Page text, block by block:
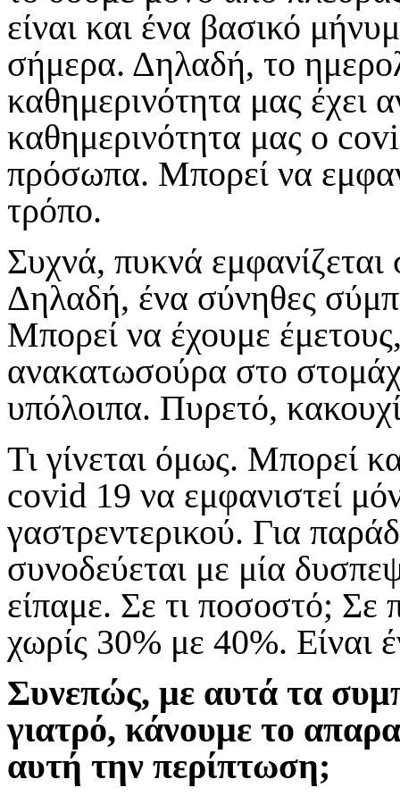
είναι και ένα βασικό
σήμερα. Δηλαδή, το
καθημερινότητα μας έχει
καθημερινότητα μας ο
πρόσωπα. Μπορεί να
τρόπο.
Συχνά, πυκνά εμφανίζεται
Δηλαδή, ένα σύνηθες
Μπορεί να έχουμε
ανακατωσούρα στο
υπόλοιπα. Πυρετό,
Τι γίνεται όμως. Μπορεί
covid 19 να εμφανιστεί
γαστρεντερικού. Για
συνοδεύεται με μία
είπαμε. Σε τι ποσοστό;
χωρίς 30% με 40%. Είναι
Συνεπώς, με αυτά τα
γιατρό, κάνουμε το
αυτή την περίπτωση;